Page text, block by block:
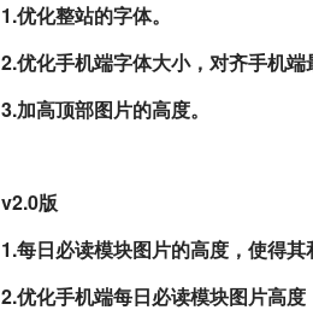
1.优化整站的字体。
2.优化手机端字体大小，对齐手机端
3.加高顶部图片的高度。
v2.0版
1.每日必读模块图片的高度，使得其
2.优化手机端每日必读模块图片高度